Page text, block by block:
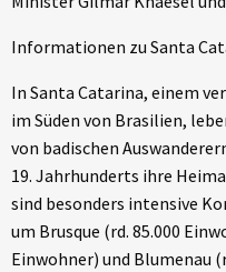
Informationen zu Santa
In Santa Catarina, einem
im Süden von Brasilien,
von badischen
19. Jahrhunderts ihre
sind besonders intensive
um Brusque (rd. 85.000
Einwohner) und Blumenau